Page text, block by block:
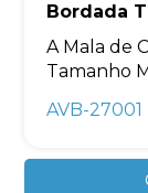
Bordada
A Mala de
Tamanho
AVB-27001